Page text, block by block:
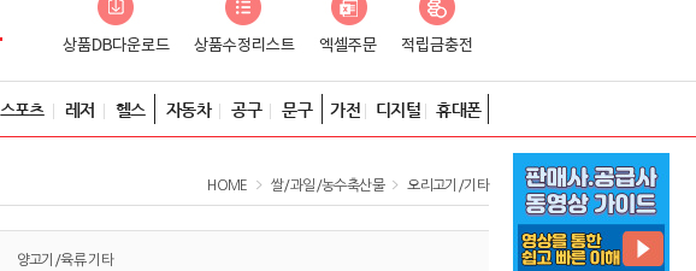
스포츠 레저 헬스 자동차 공구 문구 가전 디지털 휴대폰
HOME 쌀/과일/농수축산물 오리고기/기타
양고기/육류 기타